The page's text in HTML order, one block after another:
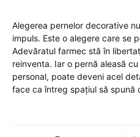
Alegerea pernelor decorative
impuls. Este o alegere care se
Adevăratul farmec stă în
reinventa. Iar o pernă aleasă
personal, poate deveni acel
face ca întreg spațiul să spună